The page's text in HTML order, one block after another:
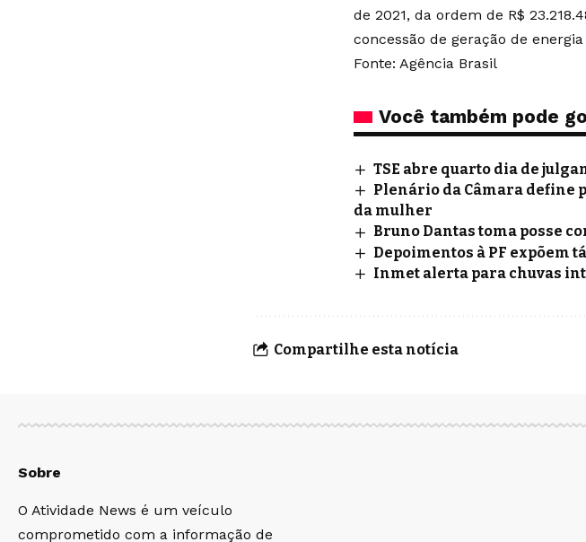
de 2021, da ordem de R$
concessão de geração de
Fonte: Agência Brasil
Você também pode
TSE abre quarto dia de
Plenário da Câmara define
da mulher
Bruno Dantas toma posse
Depoimentos à PF expõem
Inmet alerta para chuvas
Compartilhe esta notícia
Sobre
O Atividade News é um veículo
comprometido com a informação de